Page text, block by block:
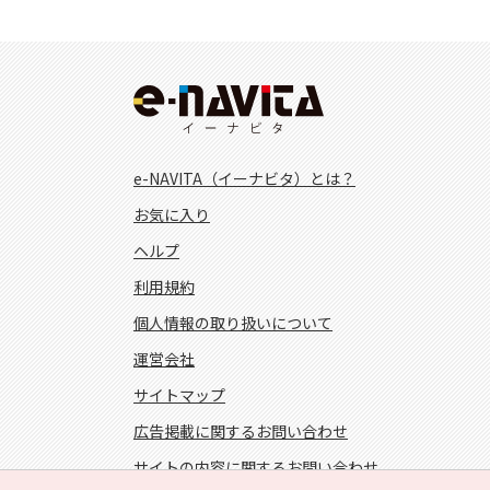
e-NAVITA（イーナビタ）とは？
お気に入り
ヘルプ
利用規約
個人情報の取り扱いについて
運営会社
サイトマップ
広告掲載に関するお問い合わせ
サイトの内容に関するお問い合わせ